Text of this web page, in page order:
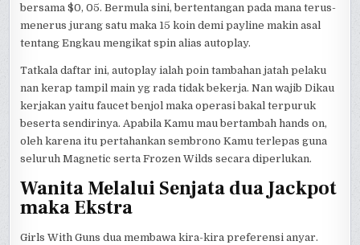
bersama $0, 05. Bermula sini, bertentangan pada mana terus-
menerus jurang satu maka 15 koin demi payline makin asal
tentang Engkau mengikat spin alias autoplay.
Tatkala daftar ini, autoplay ialah poin tambahan jatah pelaku
nan kerap tampil main yg rada tidak bekerja. Nan wajib Dikau
kerjakan yaitu faucet benjol maka operasi bakal terpuruk
beserta sendirinya. Apabila Kamu mau bertambah hands on,
oleh karena itu pertahankan sembrono Kamu terlepas guna
seluruh Magnetic serta Frozen Wilds secara diperlukan.
Wanita Melalui Senjata dua Jackpot
maka Ekstra
Girls With Guns dua membawa kira-kira preferensi anyar.